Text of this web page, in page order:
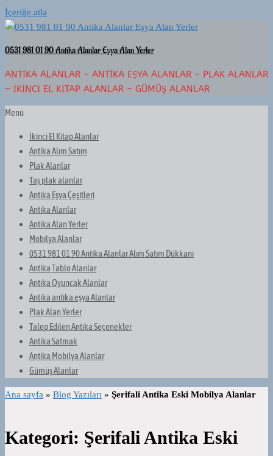
İçeriğe atla
0531 981 01 90 Antika Alanlar Eşya Alan Yerler
ANTIKA ALANLAR – ANTIKA EŞYA ALANLAR – PLAK ALANLAR
– İKINCI EL KITAP ALANLAR – GÜMÜŞ ALANLAR
Menü
İkinci El Kitap Alanlar
Antika Alım Satım
Plak Alanlar
Taş plak alanlar
Antika Eşya Çeşitleri
Antika Alanlar
Antika Alan Yerler
Mobilya Alanlar
0531 981 01 90 Antika Alanlar Alım Satım Dükkanı
Antika Tablo Alanlar
Antika Oyuncak Alanlar
Antika antika eşya Alanlar
Plak Alan Yerler
Talep Edilen Antika Seçenekler
Antika Satmak
Antika Mobilya Alanlar
Gümüş Alanlar
Ana sayfa » Blog Yazıları » Şerifali Antika Eski Mobilya Alanlar
Kategori: Şerifali Antika Eski